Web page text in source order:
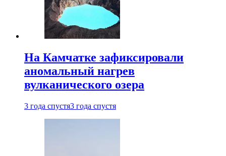
На Камчатке зафиксировали
аномальный нагрев
вулканического озера
3 года спустя3 года спустя